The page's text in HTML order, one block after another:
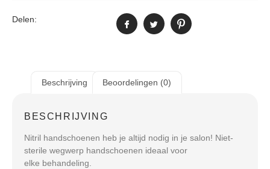
Delen:
Beschrijving Beoordelingen (0)
BESCHRIJVING
Nitril handschoenen heb je altijd nodig in je salon! Niet-
sterile wegwerp handschoenen ideaal voor
elke behandeling.